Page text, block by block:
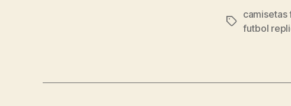
Etiquetas
camisetas
futbol